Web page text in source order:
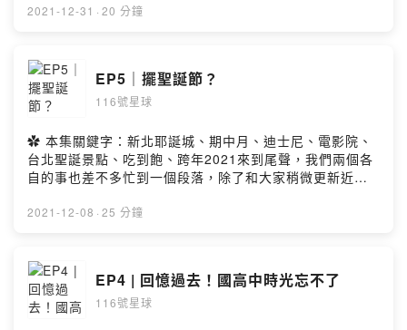
花呢🤓選在今天發佈的原因除了算是把今年做個總結，今
Credit："Cheery Monday" Kevin MacLeod
(incompetech.com)Licensed under Creative
Commons: By Attribution 4.0
✿ Firstory留言這邊請：
https://open.firstory.me/story/ckxub9q2e73180953qy
ewk5v8?m=commentPowered by Firstory Hosting
2021-12-31 · 20 分鐘
EP5｜擺聖誕節？
116號星球
✿ 本集關鍵字：新北耶誕城、期中月、迪士尼、電影院、
台北聖誕景點、吃到飽、跨年2021來到尾聲，我們兩個各
自的事也差不多忙到一個段落，除了和大家稍微更新近
主軸結果話題不小心開太多分枝🤣歡迎在Apple Podcast
under Creative Commons: By Attribution 4.0
Licensehttp://creativecommons.org/licenses/by/4.0/
✿ Firstory留言這邊請：
2021-12-08 · 25 分鐘
EP4 | 回憶過去！國高中時光忘不了
116號星球